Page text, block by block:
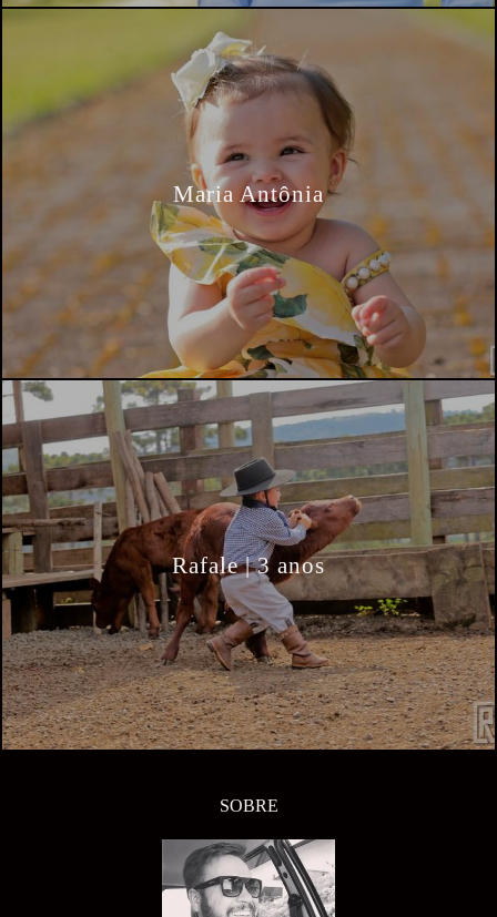
Maria Antônia
Rafale | 3 anos
SOBRE